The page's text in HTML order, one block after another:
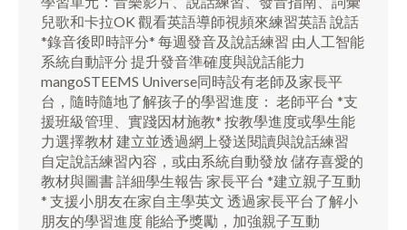
兒歌和卡拉OK 觀看英語導師視頻來練習英語 說話
*錄音後即時評分* 每週發音及說話練習 由人工智能
系統自動評分 提升發音準確度與說話能力
mangoSTEEMS Universe同時設有老師及家長平
台，隨時隨地了解孩子的學習進度： 老師平台 *支
援班級管理、實踐因材施教* 按教學進度或學生能
力選擇教材 建立並透過網上發送閱讀與說話練習
自定說話練習內容，或由系統自動發放 儲存喜愛的
教材與圖書 詳細學生報告 家長平台 *建立親子互動
* 支援小朋友在家自主學英文 透過家長平台了解小
朋友的學習進度 能給予獎勵，加強親子互動